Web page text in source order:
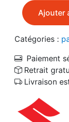
quantité de
Ajouter
Catégories :
Paiement
Retrait
Livraison